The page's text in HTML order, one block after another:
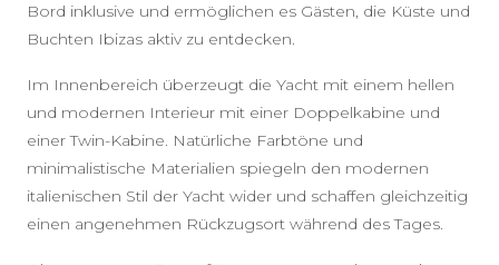
Bord inklusive und ermöglichen es Gästen, die Küste und
Buchten Ibizas aktiv zu entdecken.
Im Innenbereich überzeugt die Yacht mit einem hellen
und modernen Interieur mit einer Doppelkabine und
einer Twin-Kabine. Natürliche Farbtöne und
minimalistische Materialien spiegeln den modernen
italienischen Stil der Yacht wider und schaffen gleichzeitig
einen angenehmen Rückzugsort während des Tages.